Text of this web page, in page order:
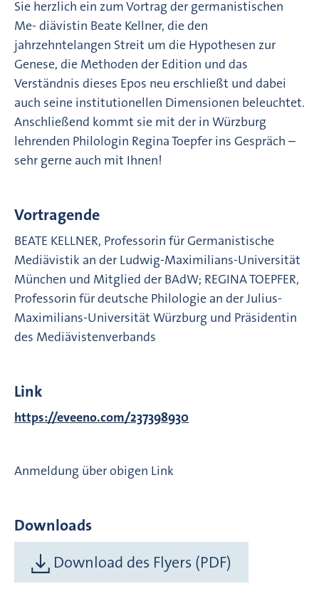
Sie herzlich ein zum Vortrag der germanistischen
Me- diävistin Beate Kellner, die den
jahrzehntelangen Streit um die Hypothesen zur
Genese, die Methoden der Edition und das
Verständnis dieses Epos neu erschließt und dabei
auch seine institutionellen Dimensionen beleuchtet.
Anschließend kommt sie mit der in Würzburg
lehrenden Philologin Regina Toepfer ins Gespräch –
sehr gerne auch mit Ihnen!
Vortragende
BEATE KELLNER, Professorin für Germanistische
Mediävistik an der Ludwig-Maximilians-Universität
München und Mitglied der BAdW; REGINA TOEPFER,
Professorin für deutsche Philologie an der Julius-
Maximilians-Universität Würzburg und Präsidentin
des Mediävistenverbands
Link
https://eveeno.com/237398930
Anmeldung über obigen Link
Downloads
Download des Flyers (PDF)